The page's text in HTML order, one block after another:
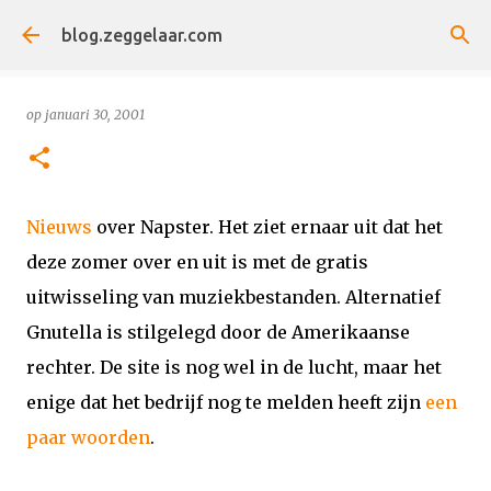
Doorgaan naar hoofdcontent
blog.zeggelaar.com
op januari 30, 2001
Nieuws over Napster. Het ziet ernaar uit dat het
deze zomer over en uit is met de gratis
uitwisseling van muziekbestanden. Alternatief
Gnutella is stilgelegd door de Amerikaanse
rechter. De site is nog wel in de lucht, maar het
enige dat het bedrijf nog te melden heeft zijn een
paar woorden.